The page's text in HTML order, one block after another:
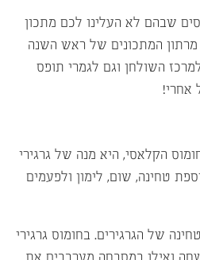
שבהם לא העלינו לכם מתכון
המתכונים של ראש השנה
השולחן וגם לגמרי תופס
אחרי!
הקלאסי, היא מנה של גרגירי
טחינה, שום, לימון ולפעמים
של הגרגירים. בחומוס גרגירי